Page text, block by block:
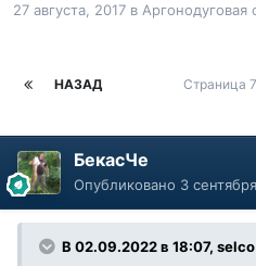
27 августа, 2017 в Аргонодуговая
НАЗАД Страница
БекасЧе
Опубликовано 3
В 02.09.2022 в 18:07,